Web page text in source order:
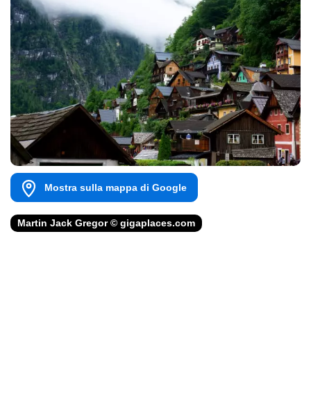
Mostra sulla mappa di Google
Martin Jack Gregor © gigaplaces.com